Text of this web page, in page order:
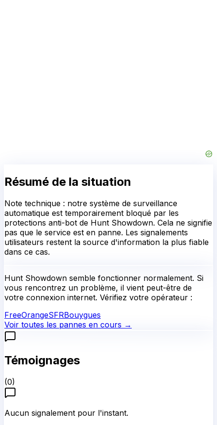
Résumé de la situation
Note technique : notre système de surveillance
automatique est temporairement bloqué par les
protections anti-bot de Hunt Showdown. Cela ne signifie
pas que le service est en panne. Les signalements
utilisateurs restent la source d'information la plus fiable
dans ce cas.
Hunt Showdown semble fonctionner normalement. Si
vous rencontrez un problème, il vient peut-être de
votre connexion internet. Vérifiez votre opérateur :
FreeOrangeSFRBouygues
Voir toutes les pannes en cours →
Témoignages
(0)
Aucun signalement pour l'instant.